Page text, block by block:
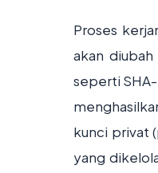
Proses
akan
seperti
kunci privat
yang